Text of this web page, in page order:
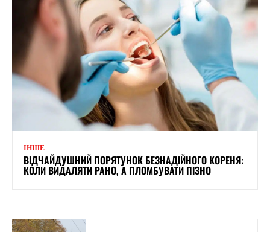
ІНШЕ
ВІДЧАЙДУШНИЙ ПОРЯТУНОК БЕЗНАДІЙНОГО КОРЕНЯ:
КОЛИ ВИДАЛЯТИ РАНО, А ПЛОМБУВАТИ ПІЗНО